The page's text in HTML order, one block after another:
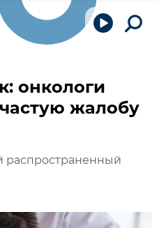
онкологи
жалобу
распространенный